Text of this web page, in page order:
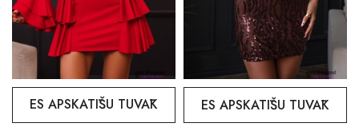
ES APSKATĪŠU TUVĀK ES APSKATĪŠU TUVĀK